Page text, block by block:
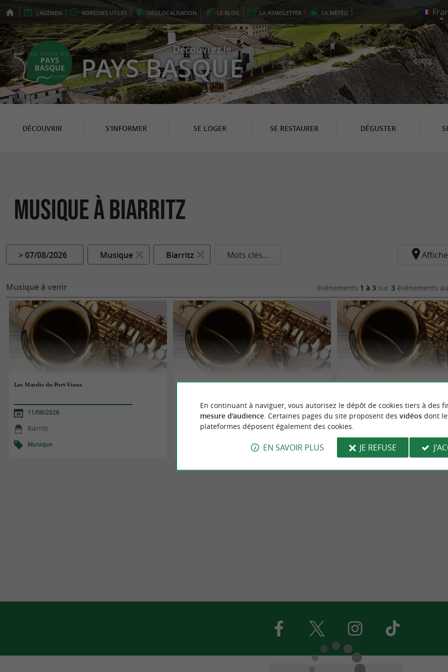
L'AGENDA ADRESSES UTILES GEOLOCALISATION LE BLOG LA NEWSLETTER LA MÉTÉO
Découvrez le
PAYS BASQUE
DÉCOUVRIR S'INFORMER SE LOGER SE RESTAURER DÉGUSTER
Musique à Biarritz
> 07/08/2026 Musique Biarritz Mots clés...
Musique à venir évènements 1 à 3 sur 3 évènements
Les Mardis du Port-Vieux
11/08/2026
Biarritz
Musique
Les Mardis du Port-Vieux
Biarritz
Les Mardis du Port-Vieux
25/08/2026
Musique
En continuant à naviguer, vous autorisez le dépôt de cookies tiers à des
mesure d'audience. Certaines pages du site proposent des vidéosdont
plateformes déposent également des cookies.
EN SAVOIR PLUS JE REFUSE